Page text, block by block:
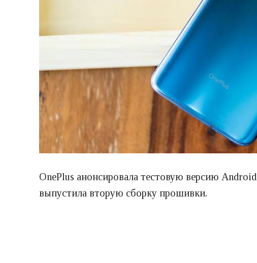
OnePlus анонсировала тестовую версию
выпустила вторую сборку прошивки.